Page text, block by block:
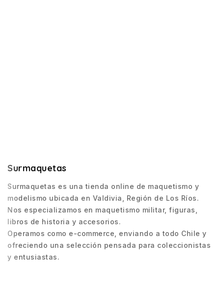
Surmaquetas
Surmaquetas es una tienda online de maquetismo y
modelismo ubicada en Valdivia, Región de Los Ríos.
Nos especializamos en maquetismo militar, figuras,
libros de historia y accesorios.
Operamos como e-commerce, enviando a todo Chile y
ofreciendo una selección pensada para coleccionistas
y entusiastas.